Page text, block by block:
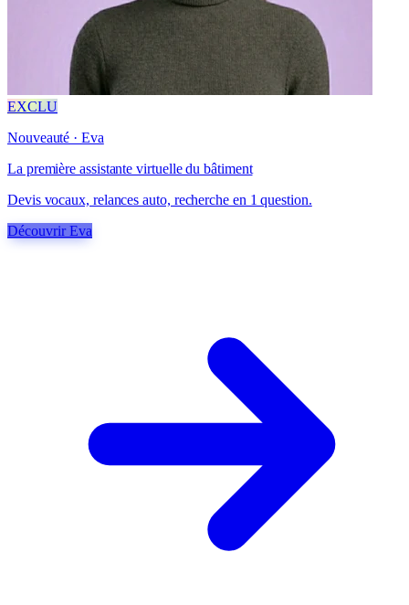
EXCLU
Nouveauté · Eva
La première assistante virtuelle du bâtiment
Devis vocaux, relances auto, recherche en 1 question.
Découvrir Eva